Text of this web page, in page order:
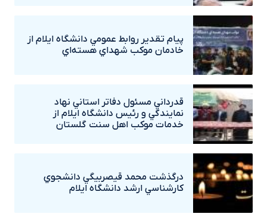
پيام تقدير روابط عمومي دانشگاه ايلام از
خادمان موکب شهداي هسته‌اي
قدرداني مسئول دفاتر استاني نهاد
نمايندگي و رئيس دانشگاه ايلام از
خدمات موکب اهل سنت گلستان
درگذشت محمد قيصربيگي دانشجوي
کارشناسي ارشد دانشگاه ايلام